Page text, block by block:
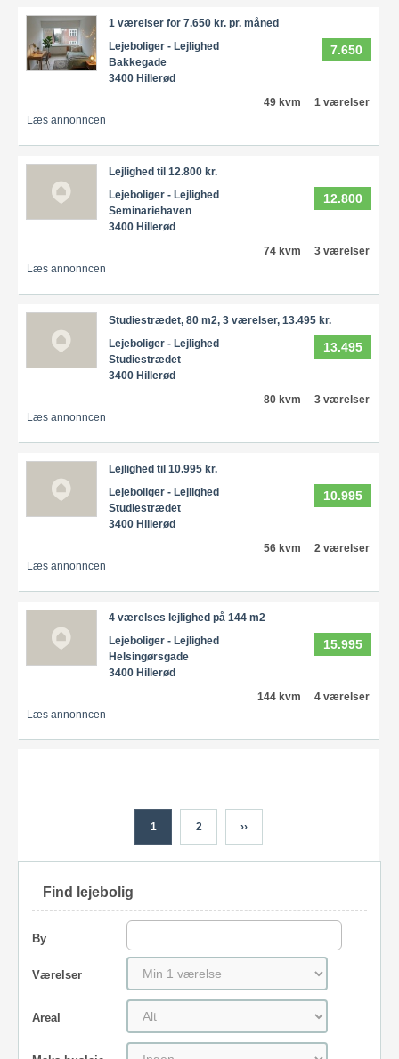
1 værelser for 7.650 kr. pr. måned
7.650
Lejeboliger - Lejlighed
Bakkegade
3400 Hillerød
49 kvm
1 værelser
Læs annonncen
Lejlighed til 12.800 kr.
12.800
Lejeboliger - Lejlighed
Seminariehaven
3400 Hillerød
74 kvm
3 værelser
Læs annonncen
Studiestrædet, 80 m2, 3 værelser, 13.495 kr.
13.495
Lejeboliger - Lejlighed
Studiestrædet
3400 Hillerød
80 kvm
3 værelser
Læs annonncen
Lejlighed til 10.995 kr.
10.995
Lejeboliger - Lejlighed
Studiestrædet
3400 Hillerød
56 kvm
2 værelser
Læs annonncen
4 værelses lejlighed på 144 m2
15.995
Lejeboliger - Lejlighed
Helsingørsgade
3400 Hillerød
144 kvm
4 værelser
Læs annonncen
1 2 ››
Find lejebolig
By
Værelser
Areal